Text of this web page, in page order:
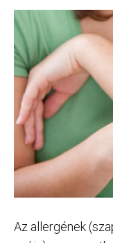
Az allergének